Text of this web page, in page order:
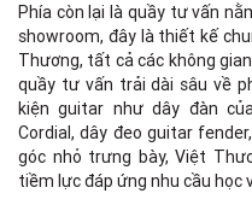
Phía còn lại là quầy tư vấn
showroom, đây là thiết kế
Thương, tất cả các không
quầy tư vấn trải dài sâu về
kiện guitar như dây đàn
Cordial, dây đeo guitar
góc nhỏ trưng bày, Việt
tiềm lực đáp ứng nhu cầu học